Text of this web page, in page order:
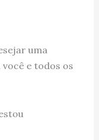
uma
você e todos os